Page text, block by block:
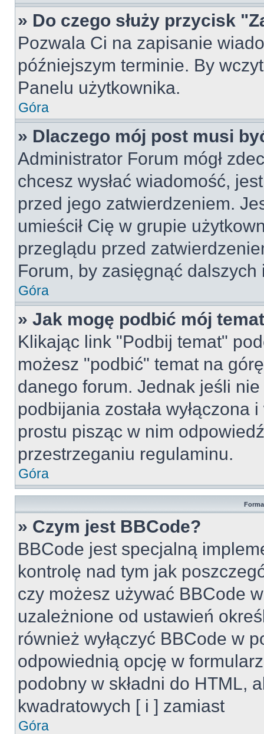
» Do czego służy przycisk
Pozwala Ci na zapisanie
późniejszym terminie. By
Panelu użytkownika.
Góra
» Dlaczego mój post musi
Administrator Forum mógł
chcesz wysłać wiadomość,
przed jego zatwierdzeniem.
umieścił Cię w grupie
przeglądu przed
Forum, by zasięgnąć dalszych
Góra
» Jak mogę podbić mój
Klikając link "Podbij temat"
możesz "podbić" temat na
danego forum. Jednak jeśli
podbijania została
prostu pisząc w nim
przestrzeganiu regulaminu.
Góra
» Czym jest BBCode?
BBCode jest specjalną
kontrolę nad tym jak
czy możesz używać BBCode
uzależnione od ustawień
również wyłączyć BBCode w
odpowiednią opcję w
podobny w składni do HTML,
kwadratowych [ i ] zamiast
Góra